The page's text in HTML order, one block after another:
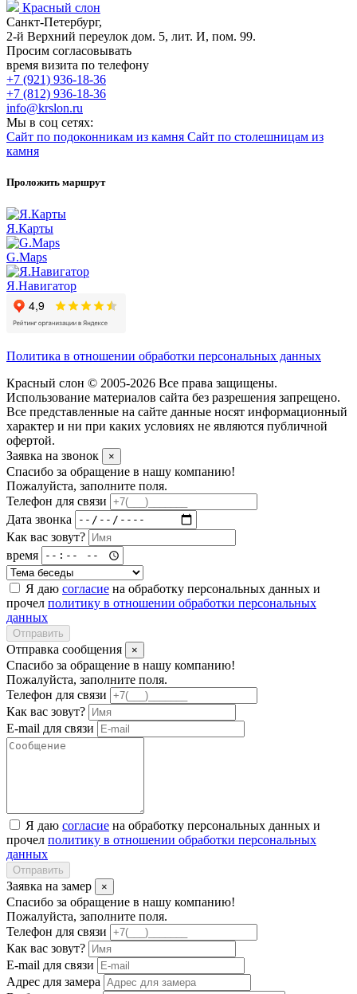
Красный слон
Санкт-Петербург,
2-й Верхний переулок дом. 5, лит. И, пом. 99.
Просим согласовывать
время визита по телефону
+7 (921) 936-18-36
+7 (812) 936-18-36
info@krslon.ru
Мы в соц сетях:
Сайт по подоконникам из камня Сайт по столешницам из
камня
Проложить маршрут
Я.Карты
G.Maps
Я.Навигатор
Политика в отношении обработки персональных данных
Красный слон © 2005-2026 Все права защищены.
Использование материалов сайта без разрешения запрещено.
Все представленные на сайте данные носят информационный
характер и ни при каких условиях не являются публичной
офертой.
Заявка на звонок
×
Спасибо за обращение в нашу компанию!
Пожалуйста, заполните поля.
Телефон для связи
Дата звонка
Как вас зовут?
время
Я даю согласие на обработку персональных данных и
прочел политику в отношении обработки персональных
данных
Отправить
Отправка сообщения ×
Спасибо за обращение в нашу компанию!
Пожалуйста, заполните поля.
Телефон для связи
Как вас зовут?
E-mail для связи
Я даю согласие на обработку персональных данных и
прочел политику в отношении обработки персональных
данных
Отправить
Заявка на замер ×
Спасибо за обращение в нашу компанию!
Пожалуйста, заполните поля.
Телефон для связи
Как вас зовут?
E-mail для связи
Адрес для замера